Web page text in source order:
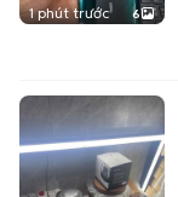
1 phút trước 6